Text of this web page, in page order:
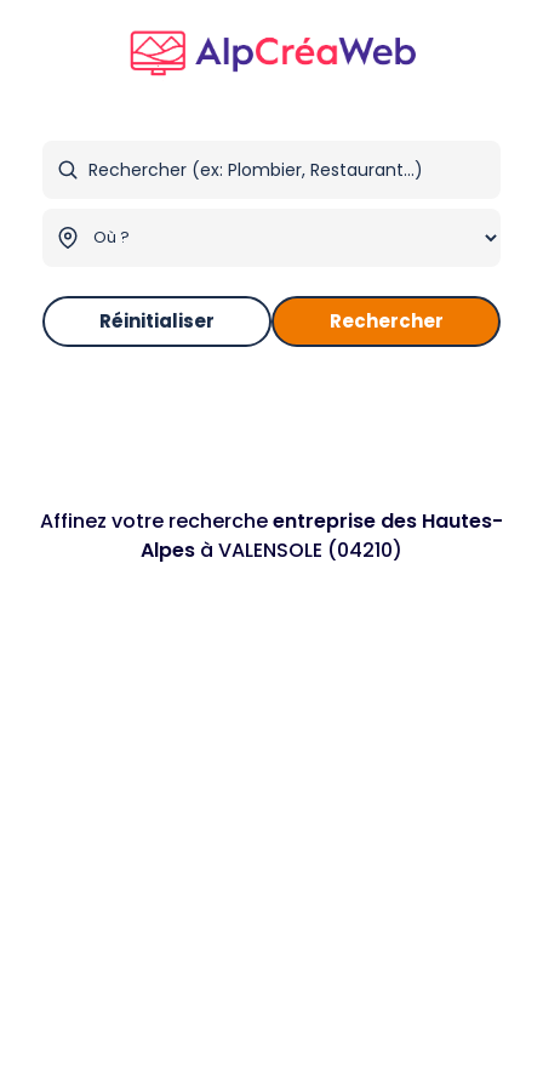
Réinitialiser Rechercher
Affinez votre rechercheentreprise des Hautes-
Alpes à VALENSOLE (04210)